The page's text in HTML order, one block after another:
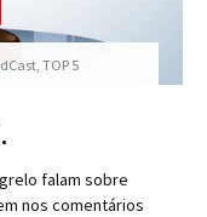
,TOP 5
falam sobre
nos comentários